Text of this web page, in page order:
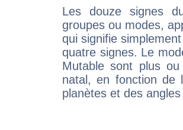
Les douze signes
groupes ou modes,
qui signifie
quatre signes. Le
Mutable sont plus
natal, en fonction de
planètes et des